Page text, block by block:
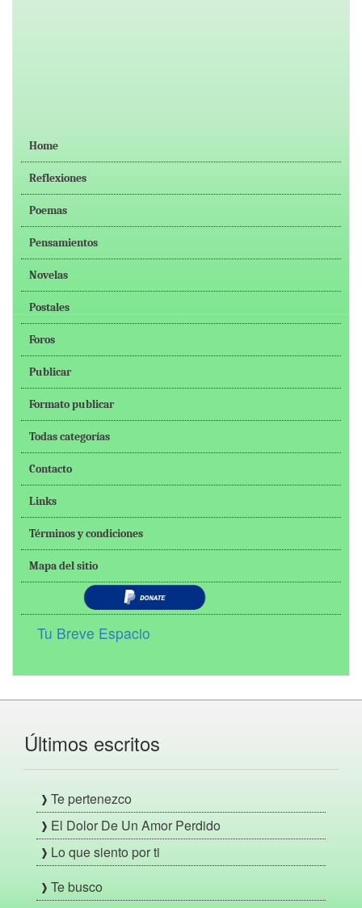
Home
Reflexiones
Poemas
Pensamientos
Novelas
Postales
Foros
Publicar
Formato publicar
Todas categorías
Contacto
Links
Términos y condiciones
Mapa del sitio
Tu Breve Espacio
Últimos escritos
Te pertenezco
El Dolor De Un Amor Perdido
Lo que siento por ti
Te busco